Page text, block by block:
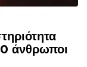
άνθρωποι